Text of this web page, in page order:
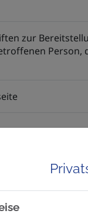
zur